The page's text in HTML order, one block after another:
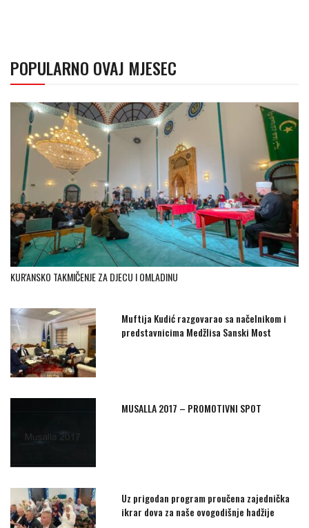
POPULARNO OVAJ MJESEC
KUR'ANSKO TAKMIČENJE ZA DJECU I OMLADINU
Muftija Kudić razgovarao sa načelnikom i
predstavnicima Medžlisa Sanski Most
MUSALLA 2017 – PROMOTIVNI SPOT
Uz prigodan program proučena zajednička
ikrar dova za naše ovogodišnje hadžije